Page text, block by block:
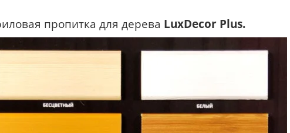
пропитка для дерева LuxDecor Plus.